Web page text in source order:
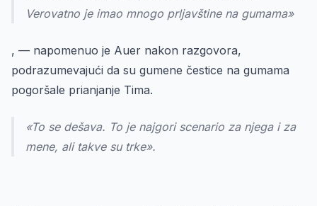
Verovatno je imao mnogo prljavštine na gumama»
, — napomenuo je Auer nakon razgovora,
podrazumevajući da su gumene čestice na gumama
pogoršale prianjanje Tima.
«To se dešava. To je najgori scenario za njega i za
mene, ali takve su trke».